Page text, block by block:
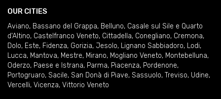
OUR CITIES
Aviano, Bassano del Grappa, Belluno, Casale sul Sile e Quarto
d'Altino, Castelfranco Veneto, Cittadella, Conegliano, Cremona,
Dolo, Este, Fidenza, Gorizia, Jesolo, Lignano Sabbiadoro, Lodi,
Lucca, Mantova, Mestre, Mirano, Mogliano Veneto, Montebelluna,
Oderzo, Paese e Istrana, Parma, Piacenza, Pordenone,
Portogruaro, Sacile, San Donà di Piave, Sassuolo, Treviso, Udine,
Vercelli, Vicenza, Vittorio Veneto